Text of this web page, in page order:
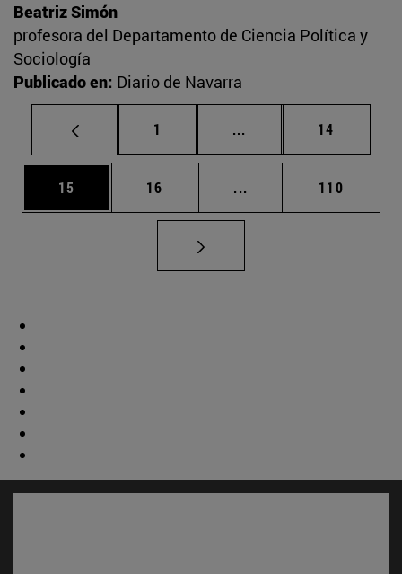
Beatriz Simón
profesora del Departamento de Ciencia Política y
Sociología
Publicado en: Diario de Navarra
Página
1 ... Páginas intermedias
Página
14
Página
15 Página
16 ... Páginas intermedias
Página
110